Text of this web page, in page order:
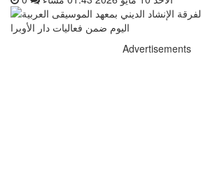
Advertisements